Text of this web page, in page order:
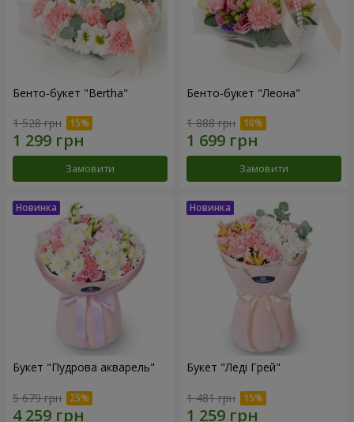
Бенто-букет "Bertha"
1 528 грн
Замовити
Бенто-букет "Леона"
1 888 грн
Замовити
Букет "Пудрова акварель"
5 679 грн
Букет "Леді Грей"
1 481 грн